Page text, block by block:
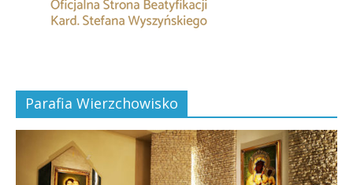
Parafia Wierzchowisko